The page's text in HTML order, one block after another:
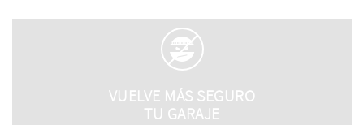
VUELVE MÁS SEGURO
TU GARAJE